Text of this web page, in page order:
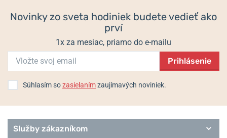
Novinky zo sveta hodiniek budete vedieť ako
prví
1x za mesiac, priamo do e-mailu
Prihlásenie
Súhlasím sozasielanímzaujímavých noviniek.
Služby zákazníkom